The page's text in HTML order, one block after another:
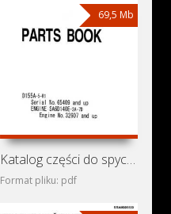
69,5 Mb
Katalog części do spycharki Komatsu D155A-5-R1
Format pliku: pdf